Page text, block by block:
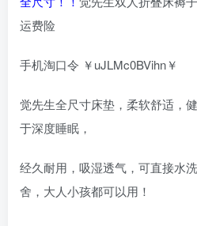
运费险
手机淘口令 ￥uJLMc0BVihn￥
觉先生全尺寸床垫，柔软舒适，
于深度睡眠，
经久耐用，吸湿透气，可直接水
舍，大人小孩都可以用！